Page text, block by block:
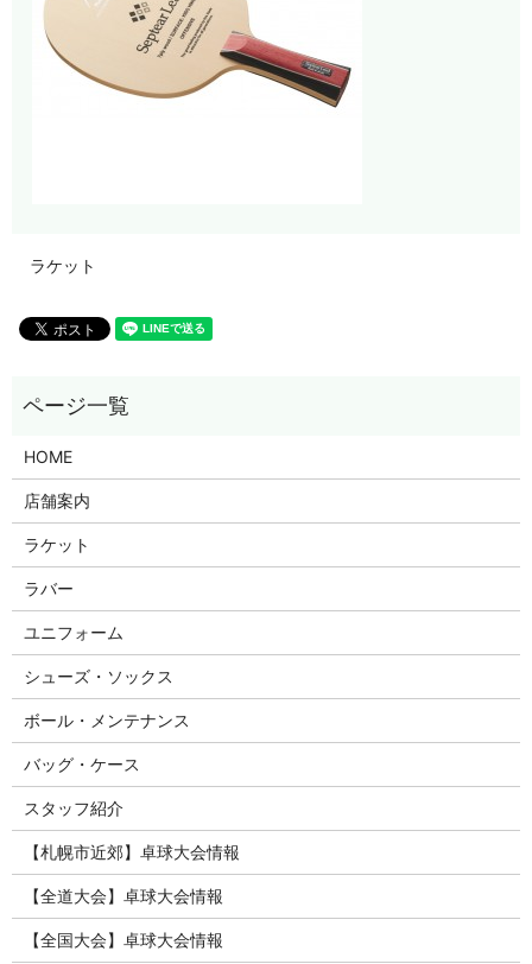
ラケット
HOME
店舗案内
ラケット
ラバー
ユニフォーム
シューズ・ソックス
ボール・メンテナンス
バッグ・ケース
スタッフ紹介
【札幌市近郊】卓球大会情報
【全道大会】卓球大会情報
【全国大会】卓球大会情報